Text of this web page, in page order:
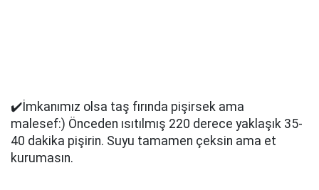
✔️İmkanımız olsa taş fırında pişirsek ama
malesef:) Önceden ısıtılmış 220 derece yaklaşık 35-
40 dakika pişirin. Suyu tamamen çeksin ama et
kurumasın.